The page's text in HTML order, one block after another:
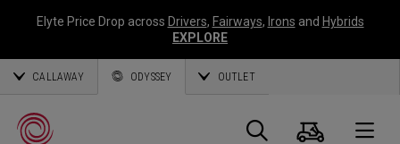
Elyte Price Drop across Drivers, Fairways, Irons and Hybrids
EXPLORE
CALLAWAY ODYSSEY OUTLET
Suche